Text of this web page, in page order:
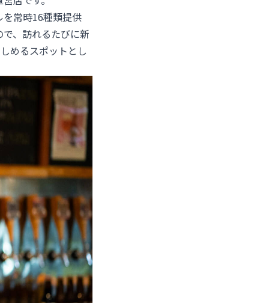
常時16種類提供
、訪れるたびに新
めるスポットとし